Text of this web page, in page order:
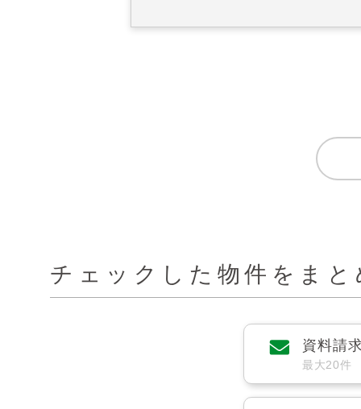
チェックした物件をまと
資料請
最大20件